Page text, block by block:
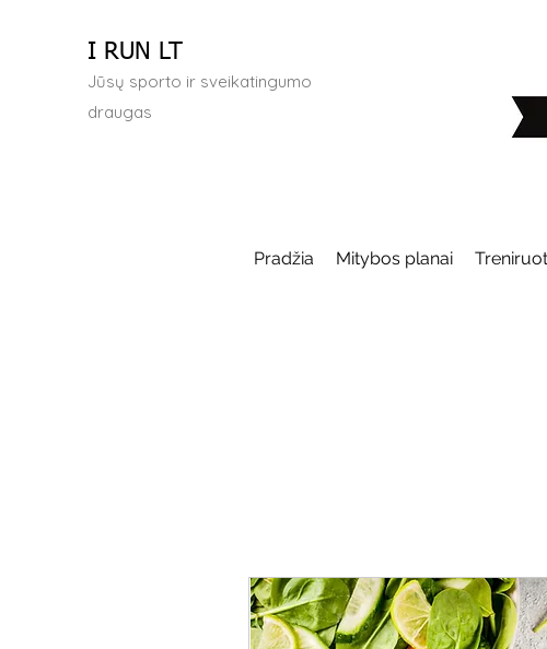
I RUN LT
Jūsų sporto ir sveikatingumo
draugas
Pradžia Mitybos planai